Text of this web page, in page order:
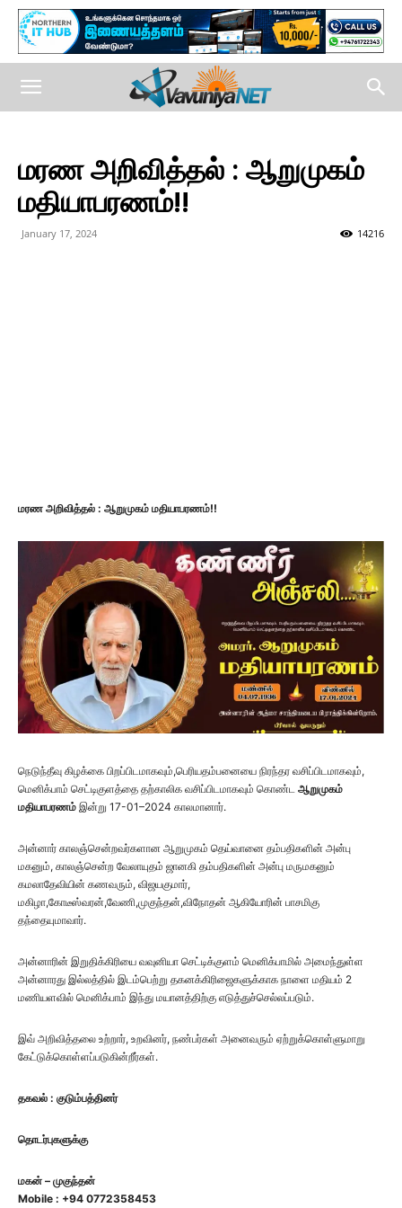
மரண அறிவித்தல் : ஆறுமுகம்
மதியாபரணம்!!
January 17, 2024 14216
மரண அறிவித்தல் : ஆறுமுகம் மதியாபரணம்!!
நெடுந்தீவு கிழக்கை பிறப்பிடமாகவும்,பெரியதம்பனையை நிரந்தர வசிப்பிடமாகவும்,
மெனிக்பாம் செட்டிகுளத்தை தற்காலிக வசிப்பிடமாகவும் கொண்ட ஆறுமுகம்
மதியாபரணம் இன்று 17-01–2024 காலமானார்.
அன்னார் காலஞ்சென்றவர்களான ஆறுமுகம் தெய்வானை தம்பதிகளின் அன்பு
மகனும், காலஞ்சென்ற வேலாயுதம் ஜானகி தம்பதிகளின் அன்பு மருமகனும்
கமலாதேவியின் கணவரும், விஜயகுமார்,
மகிழா,கோடீஸ்வரன்,வேணி,முகுந்தன்,விநோதன் ஆகியோரின் பாசமிகு
தந்தையுமாவார்.
அன்னாரின் இறுதிக்கிரியை வவுனியா செட்டிக்குளம் மெனிக்பாமில் அமைந்துள்ள
அன்னாரது இல்லத்தில் இடம்பெற்று தகனக்கிரிஜைகளுக்காக நாளை மதியம் 2
மணியளவில் மெனிக்பாம் இந்து மயானத்திற்கு எடுத்துச்செல்லப்படும்.
இவ் அறிவித்தலை உற்றார், உறவினர், நண்பர்கள் அனைவரும் ஏற்றுக்கொள்ளுமாறு
கேட்டுக்கொள்ளப்படுகின்றீர்கள்.
தகவல் : குடும்பத்தினர்
தொடர்புகளுக்கு
மகன் – முகுந்தன்
Mobile : +94 0772358453